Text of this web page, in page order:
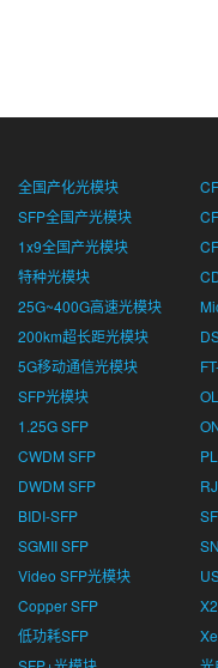
全国产化光模块
SFP全国产光模块
1x9全国产光模块
特种光模块
25G~400G高速光模块
200km超长距光模块
5G移动通信光模块
SFP光模块
1.25G SFP
CWDM SFP
DWDM SFP
BIDI-SFP
SGMII SFP
Video SFP光模块
Copper SFP
低功耗SFP